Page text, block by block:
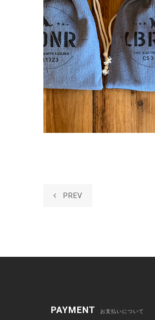
PREV
PAYMENT お支払いについて